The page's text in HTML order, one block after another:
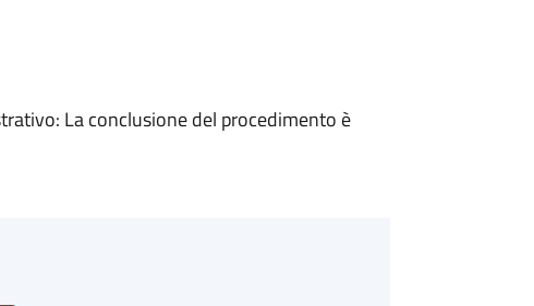
La conclusione del procedimento è